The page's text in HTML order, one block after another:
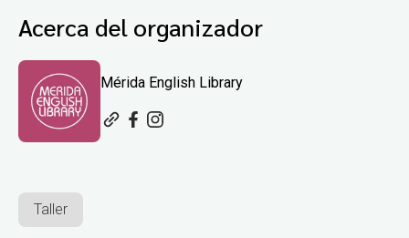
Acerca del organizador
Mérida English Library
Taller